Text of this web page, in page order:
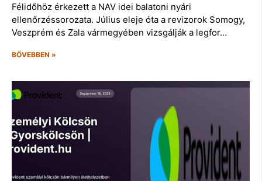
Félidőhöz érkezett a NAV idei balatoni nyári
ellenőrzéssorozata. Július eleje óta a revizorok Somogy,
Veszprém és Zala vármegyében vizsgálják a legfor…
BŐVEBBEN »